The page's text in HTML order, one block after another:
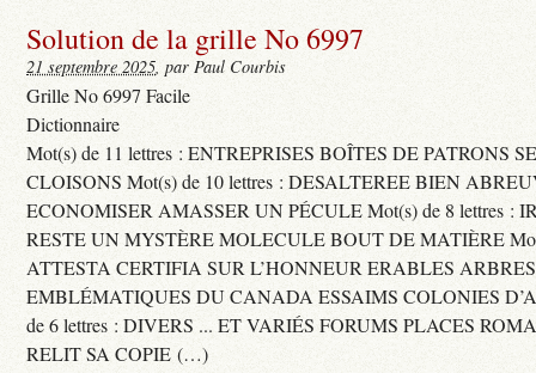
Solution de la grille No 6997
21 septembre 2025, par Paul Courbis
Grille No 6997 Facile
Dictionnaire
Mot(s) de 11 lettres : ENTREPRISES BOÎTES DE PATRONS
CLOISONS Mot(s) de 10 lettres : DESALTEREE BIEN
ECONOMISER AMASSER UN PÉCULE Mot(s) de 8 lettres :
RESTE UN MYSTÈRE MOLECULE BOUT DE MATIÈRE
ATTESTA CERTIFIA SUR L’HONNEUR ERABLES ARBRES
EMBLÉMATIQUES DU CANADA ESSAIMS COLONIES
de 6 lettres : DIVERS ... ET VARIÉS FORUMS PLACES
RELIT SA COPIE (…)